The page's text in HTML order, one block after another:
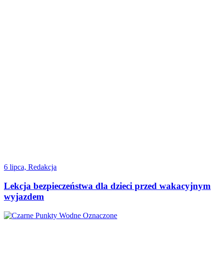
6 lipca, Redakcja
Lekcja bezpieczeństwa dla dzieci przed wakacyjnym
wyjazdem